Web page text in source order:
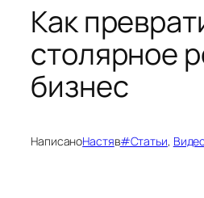
Как
столярное
бизнес
НаписаноНастяв#Статьи,